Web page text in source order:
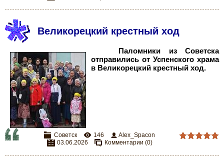
Великорецкий крестный ход
Паломники из Советска
отправились от Успенского храма
в Великорецкий крестный ход.
Советск 146
Alex_Spacon
03.06.2026
Комментарии (0)